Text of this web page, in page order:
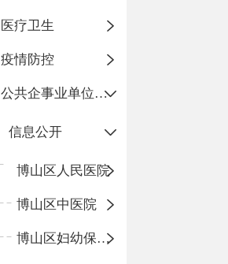
医疗卫生
疫情防控
公共企事业单位信息公开
信息公开
​博山区人民医院
博山区中医院
博山区妇幼保健院